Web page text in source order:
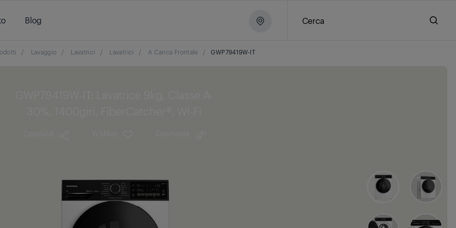
Blog Cerca
/ Lavaggio / Lavatrici / Lavatrici / A Carica Frontale / GWP79419W-IT